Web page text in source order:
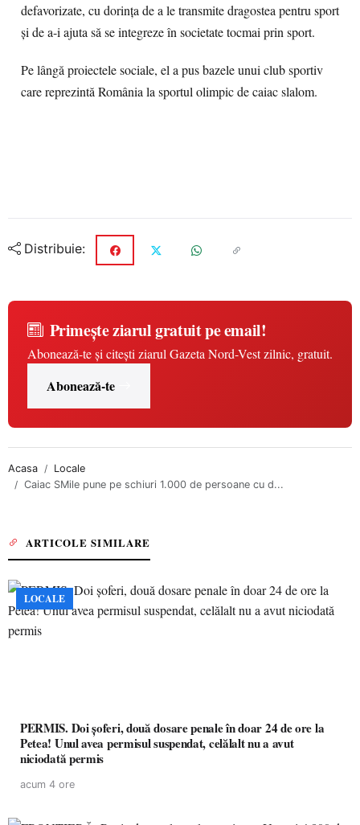
defavorizate, cu dorința de a le transmite dragostea pentru sport
și de a-i ajuta să se integreze în societate tocmai prin sport.
Pe lângă proiectele sociale, el a pus bazele unui club sportiv
care reprezintă România la sportul olimpic de caiac slalom.
Distribuie:
Primește ziarul gratuit pe email!
Abonează-te și citești ziarul Gazeta Nord-Vest zilnic, gratuit.
Abonează-te
Acasa
Locale
Caiac SMile pune pe schiuri 1.000 de persoane cu d...
ARTICOLE SIMILARE
LOCALE
PERMIS. Doi șoferi, două dosare penale în doar 24 de ore la
Petea! Unul avea permisul suspendat, celălalt nu a avut
niciodată permis
acum 4 ore